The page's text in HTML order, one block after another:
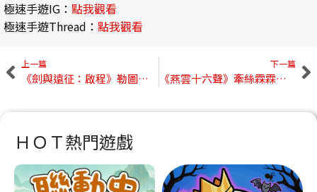
極速手遊IG： 點我觀看
極速手遊Thread： 點我觀看
上一篇
《劍與遠征：啟程》勒圖姆技能組評測｜炮魔機制、PVP定位與抽取時機
下一篇
《燕雲十六聲》牽絲霖霖補師攻略｜扇重擊手法、副本緊急輸出與地雷團應對心得
ＨＯＴ熱門遊戲